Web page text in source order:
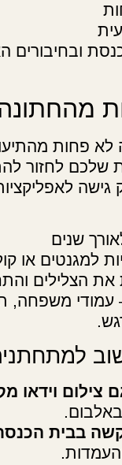
ובחיבורים
לא פחות
שלכם לחזור
שנים
למגנטים או
את הצלילים
עמודי
וידאו
באלבום.
בבית
והעמדות.